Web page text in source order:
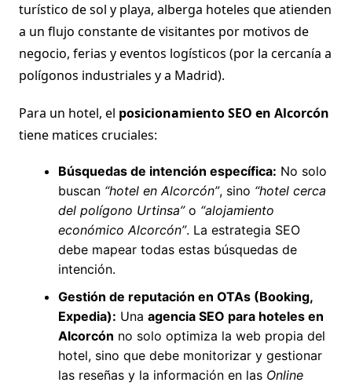
turístico de sol y playa, alberga hoteles que atienden
a un flujo constante de visitantes por motivos de
negocio, ferias y eventos logísticos (por la cercanía a
polígonos industriales y a Madrid).
Para un hotel, el posicionamiento SEO en Alcorcón
tiene matices cruciales:
Búsquedas de intención específica: No solo
buscan “hotel en Alcorcón”, sino “hotel cerca
del polígono Urtinsa”o “alojamiento
económico Alcorcón”. La estrategia SEO
debe mapear todas estas búsquedas de
intención.
Gestión de reputación en OTAs (Booking,
Expedia): Una agencia SEO para hoteles en
Alcorcón no solo optimiza la web propia del
hotel, sino que debe monitorizar y gestionar
las reseñas y la información en las Online